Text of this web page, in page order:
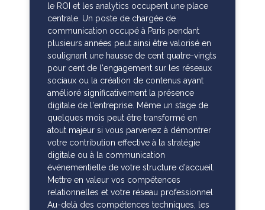
le ROI et les analytics occupent une place
centrale. Un poste de chargée de
communication occupé à Paris pendant
plusieurs années peut ainsi être valorisé en
soulignant une hausse de cent quatre-vingts
pour cent de l'engagement sur les réseaux
sociaux ou la création de contenus ayant
amélioré significativement la présence
digitale de l'entreprise. Même un stage de
quelques mois peut être transformé en
atout majeur si vous parvenez à démontrer
votre contribution effective à la stratégie
digitale ou à la communication
événementielle de votre structure d'accueil.
Mettre en valeur vos compétences
relationnelles et votre réseau professionnel
Au-delà des compétences techniques, les